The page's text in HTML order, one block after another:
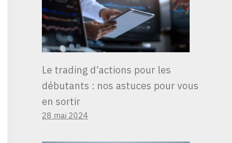
Le trading d’actions pour les
débutants : nos astuces pour vous
en sortir
28 mai 2024